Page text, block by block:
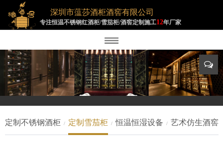
深圳市蕰莎酒柜酒窖有限公司
专注恒温不锈钢红酒柜/雪茄柜/酒窖定制施工12年厂家
定制不锈钢酒柜 定制雪茄柜 恒温恒湿设备 艺术仿生酒窖